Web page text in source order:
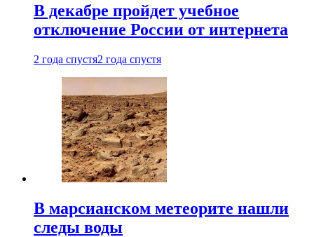
В декабре пройдет учебное
отключение России от интернета
2 года спустя2 года спустя
В марсианском метеорите нашли
следы воды